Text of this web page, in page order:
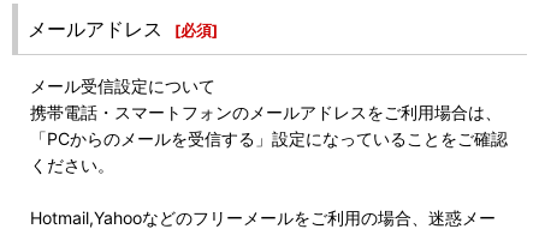
メールアドレス [必須]
メール受信設定について
携帯電話・スマートフォンのメールアドレスをご利用場合は、
「PCからのメールを受信する」設定になっていることをご確認
ください。
Hotmail,Yahooなどのフリーメールをご利用の場合、迷惑メー